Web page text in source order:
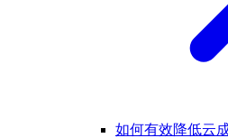
如何有效降低云